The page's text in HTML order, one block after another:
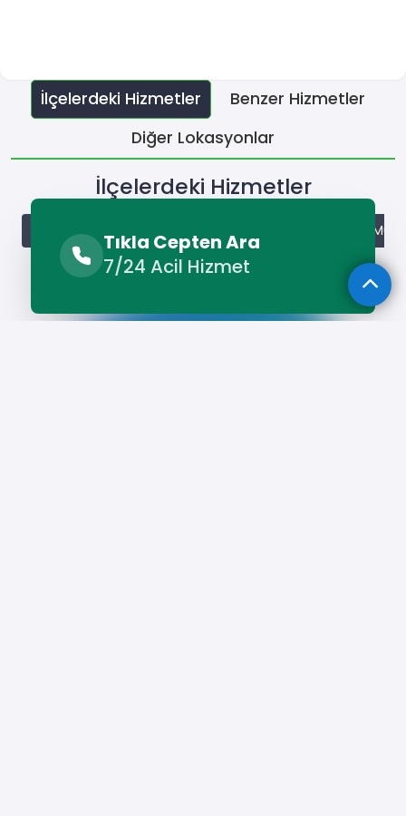
Tıkla Cepten Ara
7/24 Acil Hizmet
İlçelerdeki Hizmetler
Benzer Hizmetler
Diğer Lokasyonlar
İlçelerdeki Hizmetler
Diyadin Müzisyen Eleşkirt